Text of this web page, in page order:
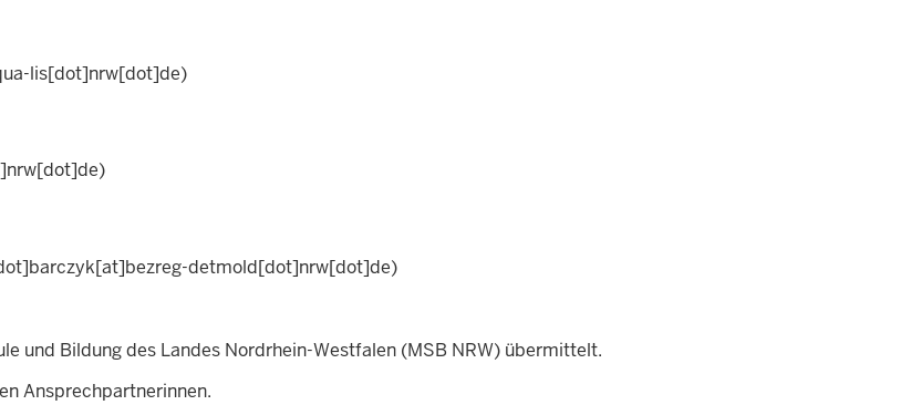
lis[dot]nrw[dot]de)
detmold[dot]nrw[dot]de)
und Bildung des Landes Nordrhein-Westfalen (MSB NRW) übermittelt.
Ansprechpartnerinnen.